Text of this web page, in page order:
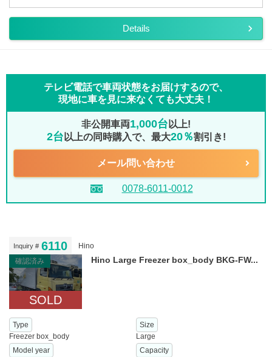
Details
テレビ電話で車両状態をお届けするので、
現地に車を見に来なくても大丈夫！
非公開車両1,000台 以上!
2台 以上の同時購入で、最大20％割引き!
メール問い合わせ
0078-6011-0012
Inquiry # 6110
Hino
確認済み
SOLD
Hino Large Freezer box_body BKG-FW...
Type
Freezer box_body
Size
Large
Model year
Capacity